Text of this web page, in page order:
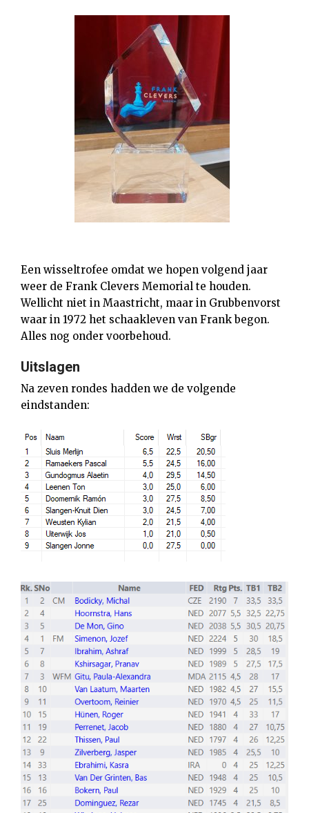
Een wisseltrofee omdat we hopen volgend jaar
weer de Frank Clevers Memorial te houden.
Wellicht niet in Maastricht, maar in Grubbenvorst
waar in 1972 het schaakleven van Frank begon.
Alles nog onder voorbehoud.
Uitslagen
Na zeven rondes hadden we de volgende
eindstanden: